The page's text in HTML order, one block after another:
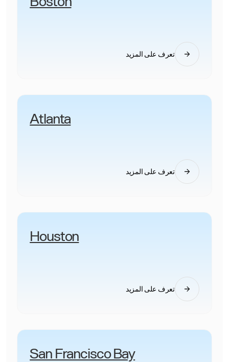
تعرف على المزيد
Atlanta
تعرف على المزيد
Houston
تعرف على المزيد
San Francisco Bay